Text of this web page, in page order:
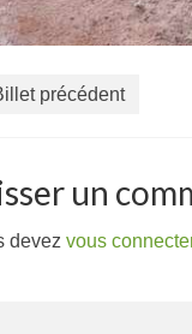
précédent
un
devez vous